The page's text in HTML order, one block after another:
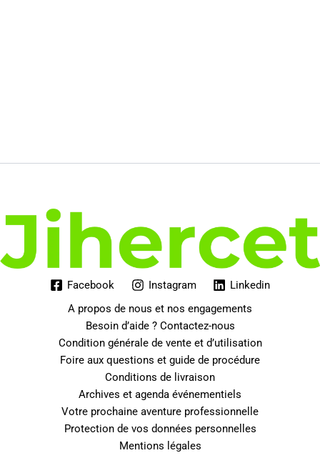
Facebook Instagram
Linkedin
A propos de nous et nos engagements
Besoin d’aide ? Contactez-nous
Condition générale de vente et d’utilisation
Foire aux questions et guide de procédure
Conditions de livraison
Archives et agenda événementiels
Votre prochaine aventure professionnelle
Protection de vos données personnelles
Mentions légales